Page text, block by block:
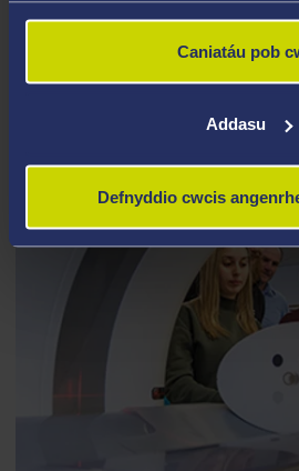
Caniatáu pob
Addasu
Defnyddio cwcis
MEDDYGAETH